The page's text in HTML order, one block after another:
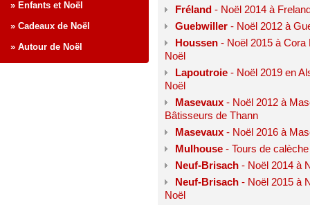
» Enfants et Noël
» Cadeaux de Noël
» Autour de Noël
Fréland - Noël 2014 à
Guebwiller - Noël 2012 à
Houssen - Noël 2015 à
Noël
Lapoutroie - Noël 2019 en
Noël
Masevaux - Noël 2012 à
Bâtisseurs de Thann
Masevaux - Noël 2016 à
Mulhouse - Tours de calèche
Neuf-Brisach - Noël 2014 à
Neuf-Brisach - Noël 2015 à
Noël